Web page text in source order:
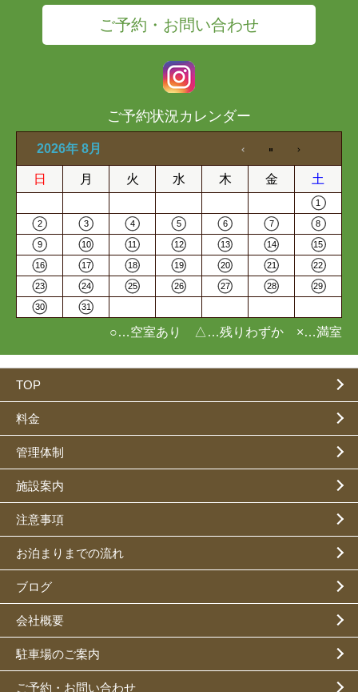
ご予約・お問い合わせ
ご予約状況カレンダー
2026年 8月
日 月 火 水 木 金 土
1
2 3 4 5 6 7 8
9 10 11 12 13 14 15
16 17 18 19 20 21 22
23 24 25 26 27 28 29
30 31
○…空室あり △…残りわずか ×…満室
TOP
料金
管理体制
施設案内
注意事項
お泊まりまでの流れ
ブログ
会社概要
駐車場のご案内
ご予約・お問い合わせ